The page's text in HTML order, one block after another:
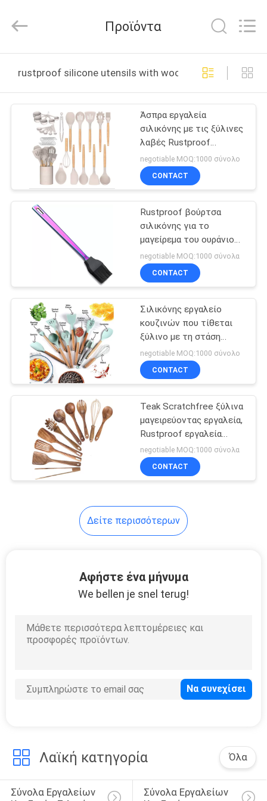
ΠΡΟΪΌΝΤΑ
ΠΕΡΊΠΟΥ
ΕΜΕΊΣ
ΓΎΡΟΣ
ΕΡΓΟΣΤΑΣΊΩΝ
ΠΟΙΟΤΙΚΌΣ
ΜΑΣ
ΕΛΆΤΕ
ΕΠΑΦΉ
ΜΕ
ΖΗΤΉΣΤΕ
ΈΝΑ
ΑΠΌΣΠΑΣΜΑ
Trading
Co.,Ltd..
Reserved.
Προϊόντα
rustproof silicone utensils with wooden handles
Άσπρα εργαλεία
σιλικόνης με τις ξύλινες
λαβές Rustproof
Scaldingproof
negotiable MOQ:1000 σύνολο
CONTACT
Rustproof βούρτσα
σιλικόνης για το
μαγείρεμα του ουράνιου
τόξου αμόλυβδο
Cadmiumfree
negotiable MOQ:1000 σύνολα
CONTACT
Σιλικόνης εργαλείο
κουζινών που τίθεται
ξύλινο με τη στάση
Rustproof
Multiapplication
negotiable MOQ:1000 σύνολο
CONTACT
Teak Scratchfree ξύλινα
μαγειρεύοντας εργαλεία,
Rustproof εργαλεία
κουζινών μη ραβδιών
negotiable MOQ:1000 σύνολα
CONTACT
Δείτε περισσότερων
Αφήστε ένα μήνυμα
We bellen je snel terug!
Λαϊκή κατηγορία Όλα
Σύνολα Εργαλείων
Σύνολα Εργαλείων